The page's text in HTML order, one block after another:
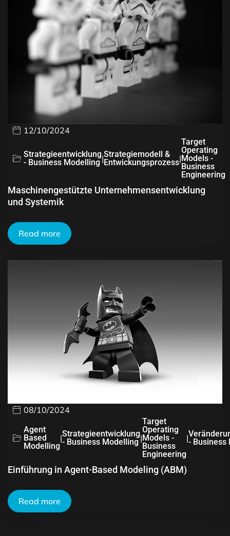
12/10/2024
Strategieentwicklung
- Business Modelling |Strategiemodell &
Entwickungsprozess|
Target
Operating
Models -
Business
Engineering
Maschinengestützte Unternehmensentwicklung
und Systemik
Read more
08/10/2024
Agent
Based
Modelling
|Strategieentwicklung
- Business Modelling |
Target
Operating
Models -
Business
Engineering
|- Business
Einführung in Agent-Based Modeling (ABM)
Read more